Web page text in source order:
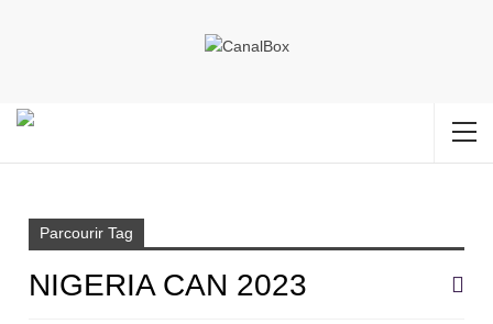
Parcourir Tag
NIGERIA CAN 2023